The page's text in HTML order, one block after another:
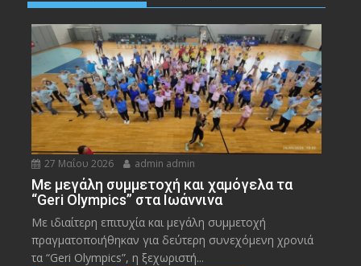
27 Μαΐου 2026 admin admin
Με μεγάλη συμμετοχή και χαμόγελα τα
“Geri Olympics” στα Ιωάννινα
Με ιδιαίτερη επιτυχία και μεγάλη συμμετοχή
πραγματοποιήθηκαν για δεύτερη συνεχόμενη χρονιά
τα “Geri Olympics”, η ξεχωριστή...